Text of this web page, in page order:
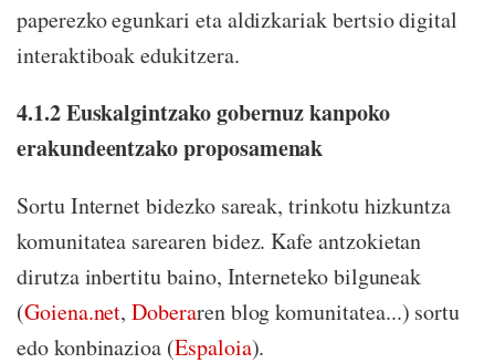
paperezko egunkari eta aldizkariak bertsio digital
interaktiboak edukitzera.
4.1.2 Euskalgintzako gobernuz kanpoko
erakundeentzako proposamenak
Sortu Internet bidezko sareak, trinkotu hizkuntza
komunitatea sarearen bidez. Kafe antzokietan
dirutza inbertitu baino, Interneteko bilguneak
(Goiena.net,Doberaren blog komunitatea...) sortu
edo konbinazioa (Espaloia).